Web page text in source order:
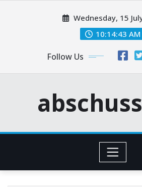
Wednesday, 15
10:14:44 AM
Follow Us